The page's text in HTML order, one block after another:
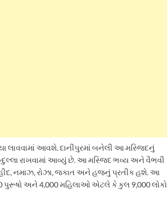
લાવવામાં આવશે. દાનીપુરમાં બનેલી આ મસ્જિદનું
રાખવામાં આવ્યું છે. આ મસ્જિદ ભવ્ય અને વૈભવી
નમાઝ, રોઝા, જકાત અને હજનું પ્રતીક હશે. આ
પુરૂષો અને 4,000 મહિલાઓ એટલે કે કુલ 9,000 લોકો